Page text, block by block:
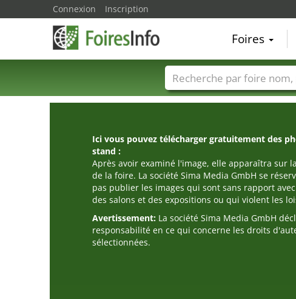
Ici vous pouvez télécharger gratuitement des
stand :
Après avoir examiné l'image, elle apparaîtra sur
de la foire. La société Sima Media GmbH se
pas publier les images qui sont sans rapport
des salons et des expositions ou qui violent les
Avertissement: La société Sima Media GmbH
responsabilité en ce qui concerne les droits
sélectionnées.
Connexion Inscription
Foires
Foire noms Pays